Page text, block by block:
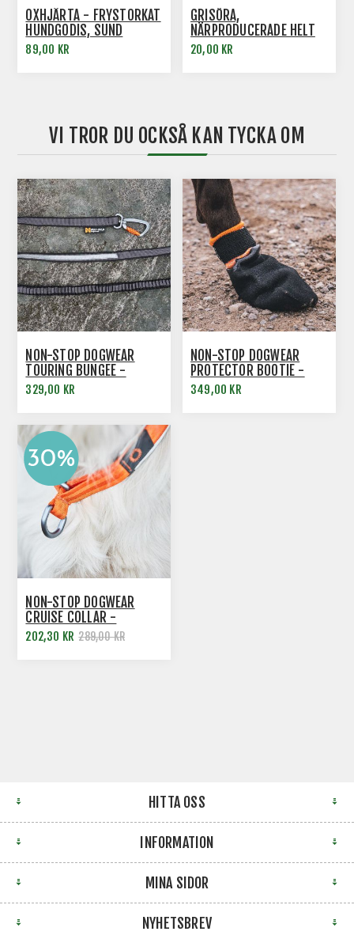
OXHJÄRTA - FRYSTORKAT
HUNDGODIS, SUND
HUNDMAT
89,00 KR
GRISÖRA,
NÄRPRODUCERADE HELT
UTAN TILLSATSER
20,00 KR
VI TROR DU OCKSÅ KAN TYCKA OM
NON-STOP DOGWEAR
TOURING BUNGEE -
EXPANDERKOPPEL
329,00 KR
NON-STOP DOGWEAR
PROTECTOR BOOTIE -
HUNDSOCKAR
349,00 KR
NON-STOP DOGWEAR
CRUISE COLLAR -
SLIPHALSBAND
202,30 KR 289,00 KR
HITTA OSS
INFORMATION
MINA SIDOR
NYHETSBREV